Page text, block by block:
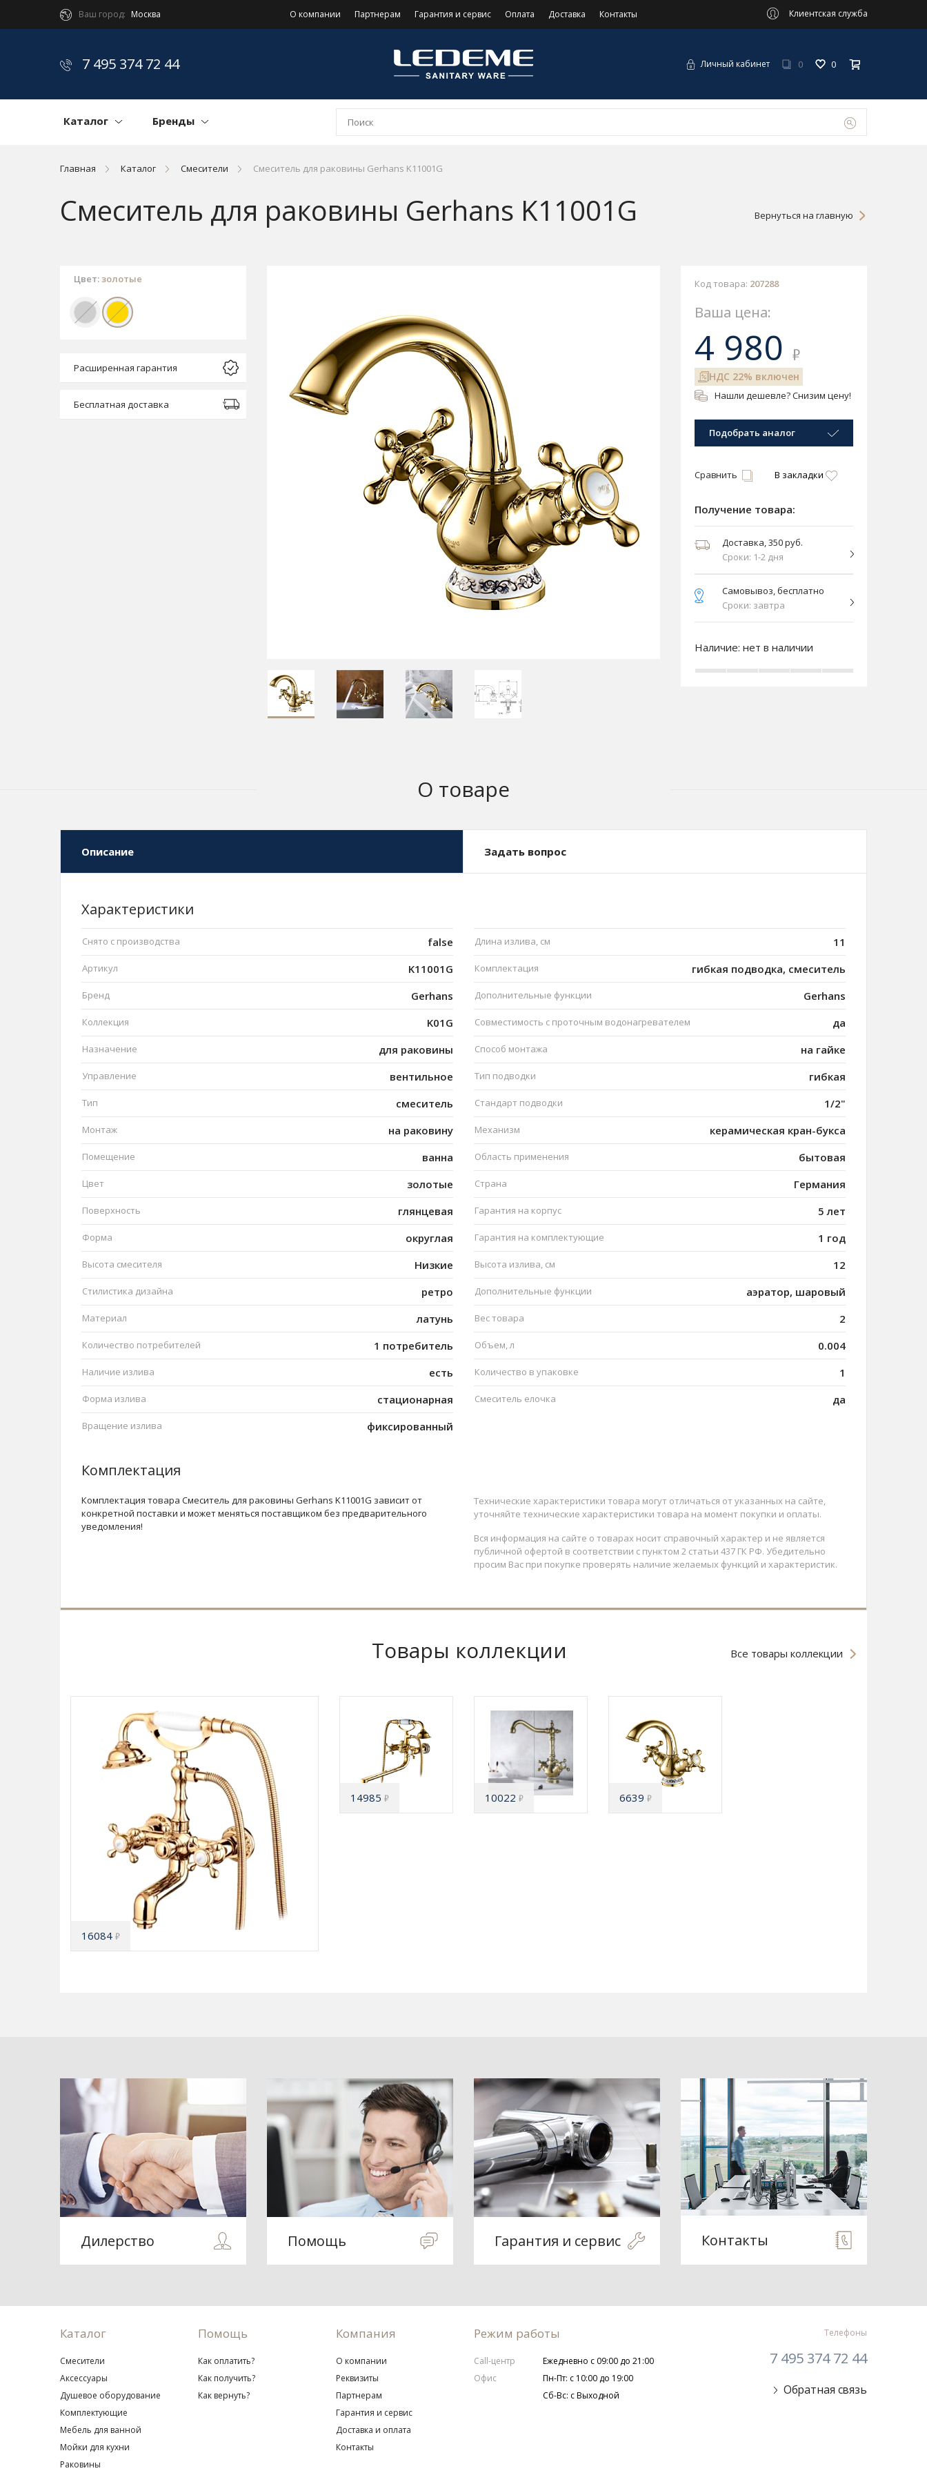
Ваш город: Москва О компании Партнерам Гарантия и сервис Оплата Доставка Контакты Клиентская служба
7 495 374 72 44 Личный кабинет 0 0
Каталог Бренды
Главная Каталог Смесители Смеситель для раковины Gerhans K11001G
Смеситель для раковины Gerhans K11001G Вернуться на главную
Цвет:золотые
Расширенная гарантия
Бесплатная доставка
Код товара: 207288
Ваша цена:
4 980 ₽
НДС 22% включен
Нашли дешевле? Снизим цену!
Подобрать аналог
Сравнить В закладки
Получение товара:
Доставка, 350 руб.
Сроки: 1-2 дня
Самовывоз, бесплатно
Сроки: завтра
Наличие: нет в наличии
О товаре
Описание Задать вопрос
Характеристики
Снято с производства false
Артикул K11001G
Бренд Gerhans
Коллекция K01G
Назначение для раковины
Управление вентильное
Тип смеситель
Монтаж на раковину
Помещение ванна
Цвет золотые
Поверхность глянцевая
Форма округлая
Высота смесителя Низкие
Стилистика дизайна ретро
Материал латунь
Количество потребителей 1 потребитель
Наличие излива есть
Форма излива стационарная
Вращение излива фиксированный
Длина излива, см 11
Комплектация гибкая подводка, смеситель
Дополнительные функции Gerhans
Совместимость с проточным водонагревателем да
Способ монтажа на гайке
Тип подводки гибкая
Стандарт подводки 1/2"
Механизм керамическая кран-букса
Область применения бытовая
Страна Германия
Гарантия на корпус 5 лет
Гарантия на комплектующие 1 год
Высота излива, см 12
Дополнительные функции аэратор, шаровый
Вес товара 2
Объем, л 0.004
Количество в упаковке 1
Смеситель елочка да
Комплектация
Комплектация товара Смеситель для раковины Gerhans K11001G зависит от
конкретной поставки и может меняться поставщиком без предварительного
уведомления!
Технические характеристики товара могут отличаться от указанных на сайте,
уточняйте технические характеристики товара на момент покупки и оплаты.
Вся информация на сайте о товарах носит справочный характер и не является
публичной офертой в соответствии с пунктом 2 статьи 437 ГК РФ. Убедительно
просим Вас при покупке проверять наличие желаемых функций и характеристик.
Товары коллекции Все товары коллекции
16084 ₽
14985 ₽ 10022 ₽ 6639 ₽
Дилерство Помощь Гарантия и сервис Контакты
Каталог
Смесители
Аксессуары
Душевое оборудование
Комплектующие
Мебель для ванной
Мойки для кухни
Раковины
Помощь
Как оплатить?
Как получить?
Как вернуть?
Компания
О компании
Реквизиты
Партнерам
Гарантия и сервис
Доставка и оплата
Контакты
Режим работы
Call-центр
Ежедневно с 09:00 до 21:00
Офис
Пн-Пт: с 10:00 до 19:00
Сб-Вс: с Выходной
Телефоны
7 495 374 72 44
Обратная связь